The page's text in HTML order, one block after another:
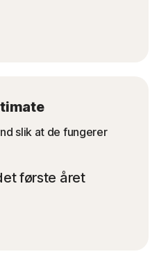
slik at de fungerer
første året